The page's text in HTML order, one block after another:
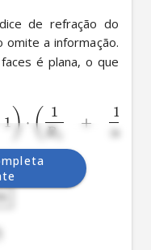
de refração do
omite a informação.
é plana, o que
1 ) ⋅ ( 1
+
∞
1